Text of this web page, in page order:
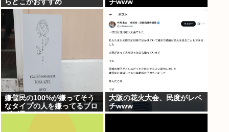
らどこがおすすめ
チwww
嫌儲民の100%が嫌ってそう
なタイプの人を嫌ってるブロ
グが見つかる
大阪の花火大会、民度がレベ
チwww